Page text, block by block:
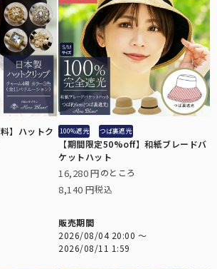
長傘
遮光帽子
アームカバー/手袋
遮光雑貨
UVカットウェア
】ハットク
100%遮光 つば裏遮光
【期間限定50%off】和紙ブレードバ
ケットハット
16,280 のところ
8,140 税込
販売期間
2026/08/04 20:00 〜
2026/08/11 1:59